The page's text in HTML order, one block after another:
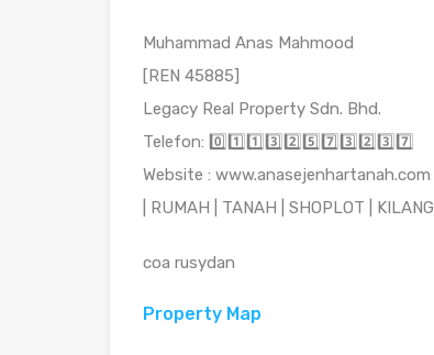
Muhammad Anas Mahmood
[REN 45885]
Legacy Real Property Sdn. Bhd.
Telefon: 0️⃣1️⃣1️⃣3️⃣2️⃣5️⃣7️⃣3️⃣2️⃣3️⃣7️⃣
Website : www.anasejenhartanah.com
| RUMAH | TANAH | SHOPLOT | KILANG |
coa rusydan
Property Map